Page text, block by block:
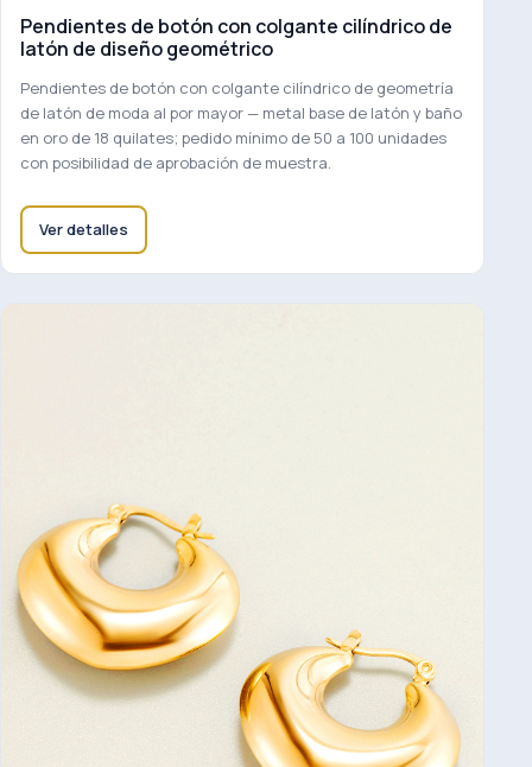
Pendientes de botón con colgante cilíndrico de
latón de diseño geométrico
Pendientes de botón con colgante cilíndrico de geometría
de latón de moda al por mayor — metal base de latón y baño
en oro de 18 quilates; pedido mínimo de 50 a 100 unidades
con posibilidad de aprobación de muestra.
Ver detalles